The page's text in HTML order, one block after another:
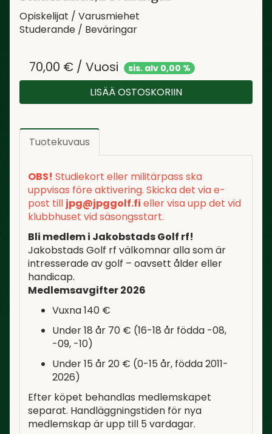
Opiskelijat / Varusmiehet
Studerande / Beväringar
70,00 € / Vuosi sis. alv 0,00 %
LISÄÄ OSTOSKORIIN
Tuotekuvaus
OBS! Studiekort eller militärpass ska
uppvisas före aktivering. Skicka det via e-
post till jpg@jpggolf.fi eller visa upp det vid
klubbhuset vid säsongsstart.
Bli medlem i Jakobstads Golf rf!
Jakobstads Golf rf välkomnar alla som är
intresserade av golf – oavsett ålder eller
handicap.
Medlemsavgifter 2026
Vuxna 140 €
Under 18 år 70 € (16-18 år födda -08,
-09, -10)
Under 15 år 20 € (0-15 år, födda 2011-
2026)
Efter köpet behandlas medlemskapet
separat. Handläggningstiden för nya
medlemskap är upp till 5 vardagar.